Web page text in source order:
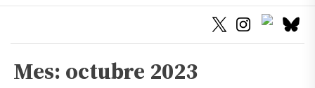
Mes: octubre 2023